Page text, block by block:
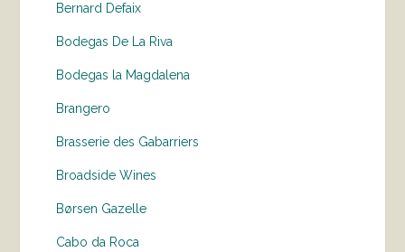
Bernard Defaix
Bodegas De La Riva
Bodegas la Magdalena
Brangero
Brasserie des Gabarriers
Broadside Wines
Børsen Gazelle
Cabo da Roca